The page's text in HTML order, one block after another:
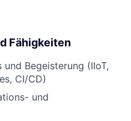
Fähigkeiten
Begeisterung (IIoT,
CI/CD)
und